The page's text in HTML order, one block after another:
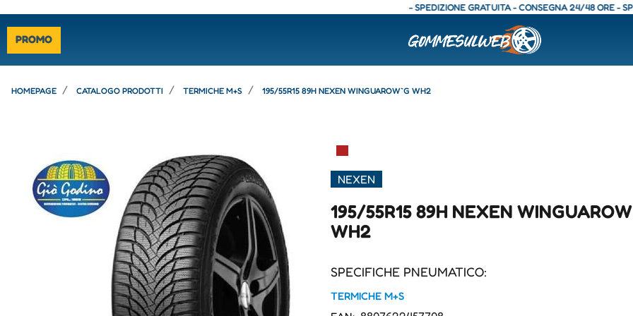
- SPEDIZIONE GRATUITA - CONSEGNA 24/48 ORE -
PROMO
HOMEPAGE CATALOGO PRODOTTI TERMICHE M+S 195/55R15 89H NEXEN WINGUAROW`G WH2
▀
NEXEN
195/55R15 89H NEXEN
WH2
SPECIFICHE PNEUMATICO:
TERMICHE M+S